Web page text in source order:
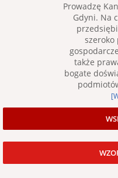
Prowadzę
Gdyni. Na
szeroko
także
bogate